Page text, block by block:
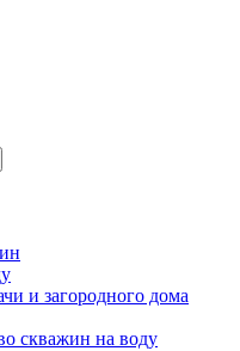
и загородного дома
скважин на воду